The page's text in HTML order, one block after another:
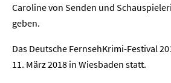
Caroline von Senden und
geben.
Das Deutsche FernsehKrimi-Festival
11. März 2018 in Wiesbaden statt.